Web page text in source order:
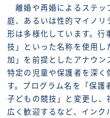
離婚や再婚によるステッ
庭、あるいは性的マイノリ
形は多様化しています。行
技」といった名称を使用し
加」を前提としたアナウン
特定の児童や保護者を深く
す。プログラム名を「保護
子どもの競技」と変更し、
広く歓迎するなど、インク